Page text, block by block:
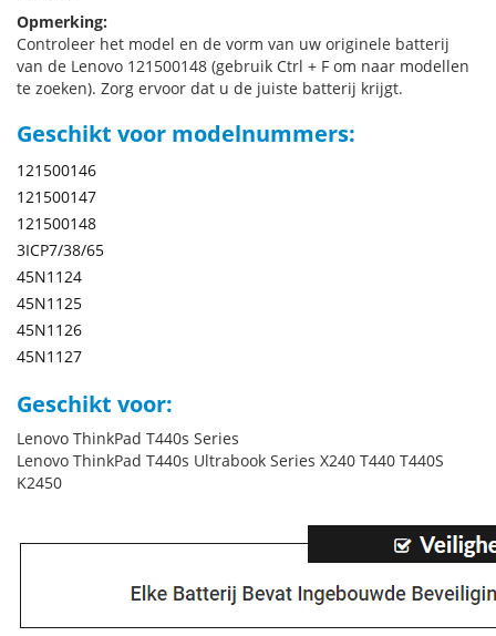
Opmerking:
Controleer het model en de vorm van uw originele batterij
van de Lenovo 121500148 (gebruik Ctrl + F om naar modellen
te zoeken). Zorg ervoor dat u de juiste batterij krijgt.
Geschikt voor modelnummers:
121500146
121500147
121500148
3ICP7/38/65
45N1124
45N1125
45N1126
45N1127
Geschikt voor:
Lenovo ThinkPad T440s Series
Lenovo ThinkPad T440s Ultrabook Series X240 T440 T440S
K2450